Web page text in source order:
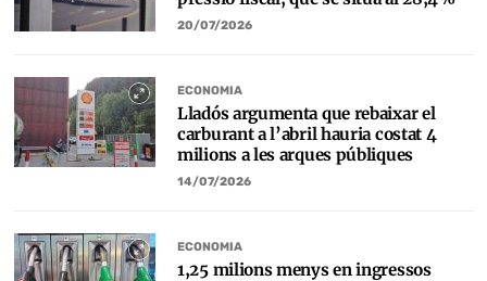
20/07/2026
ECONOMIA
Lladós argumenta que rebaixar el
carburant a l’abril hauria costat 4
milions a les arques públiques
14/07/2026
ECONOMIA
1,25 milions menys en ingressos